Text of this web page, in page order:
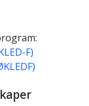
F)